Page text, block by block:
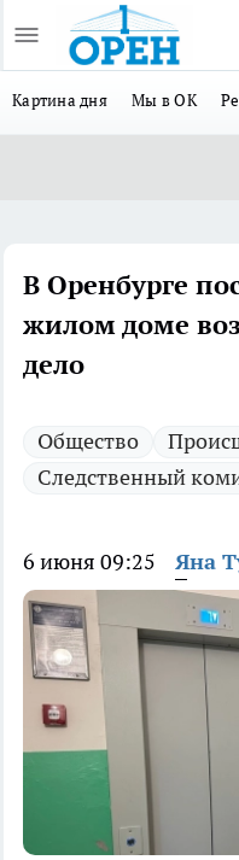
Картина дня Мы в ОК
В Оренбурге
жилом доме
дело
Общество
Следственный
6 июня 09:25 Яна